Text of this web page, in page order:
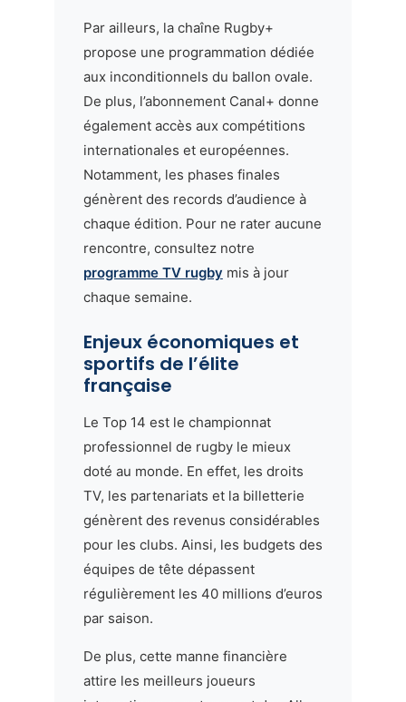
Par ailleurs, la chaîne Rugby+
propose une programmation dédiée
aux inconditionnels du ballon ovale.
De plus, l’abonnement Canal+ donne
également accès aux compétitions
internationales et européennes.
Notamment, les phases finales
génèrent des records d’audience à
chaque édition. Pour ne rater aucune
rencontre, consultez notre
programme TV rugby mis à jour
chaque semaine.
Enjeux économiques et
sportifs de l’élite
française
Le Top 14 est le championnat
professionnel de rugby le mieux
doté au monde. En effet, les droits
TV, les partenariats et la billetterie
génèrent des revenus considérables
pour les clubs. Ainsi, les budgets des
équipes de tête dépassent
régulièrement les 40 millions d’euros
par saison.
De plus, cette manne financière
attire les meilleurs joueurs